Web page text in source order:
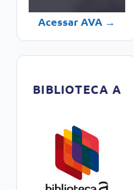
Acessar AVA →
BIBLIOTECA A